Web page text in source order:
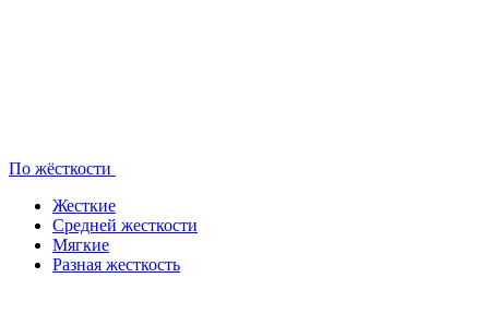
По жёсткости
Жесткие
Средней жесткости
Мягкие
Разная жесткость